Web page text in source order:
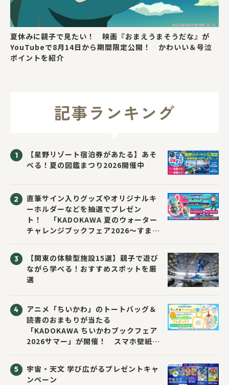
夏休みに親子で見たい！ 映画『おまえうまそうだな』が
YouTubeで8月14日から期間限定公開！ かわいい＆号泣
ポイントを紹介
記事ランキング
【星野リゾート宿泊券があたる】あそ
べる！夏の図鑑まつり2026開催中
直筆サイン入りグッズやオリジナルキ
ーホルダーなどを抽選でプレゼン
ト！ 「KADOKAWA 夏のウォーター
チャレンジブックフェア2026～すまな
【関東の体験型施設15選】親子で遊び
ながら学べる！おすすめスポットを厳
選
アニメ「ちいかわ」のトートバッグ＆
読書のおまもりが当たる
「KADOKAWA ちいかわブックフェア
2026サマー」が開催！ スマホ壁紙は
宇宙・天文 学び広がるプレゼントキャ
ンペーン